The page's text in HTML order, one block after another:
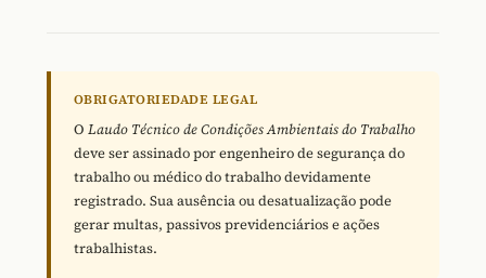
OBRIGATORIEDADE LEGAL
O Laudo Técnico de Condições Ambientais do Trabalho
deve ser assinado por engenheiro de segurança do
trabalho ou médico do trabalho devidamente
registrado. Sua ausência ou desatualização pode
gerar multas, passivos previdenciários e ações
trabalhistas.